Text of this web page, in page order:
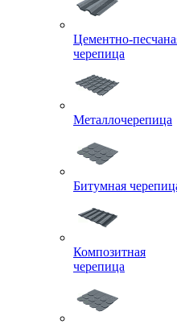
Цементно-
черепица
Металлочерепица
Битумная
Композитная
черепица